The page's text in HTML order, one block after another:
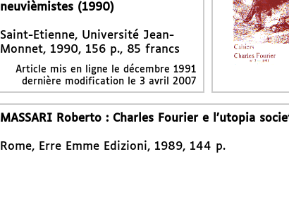
neuvièmistes (1990)
Saint-Etienne, Université Jean-
Monnet, 1990, 156 p., 85 francs
Article mis en ligne le décembre 1991
dernière modification le 3 avril 2007
MASSARI Roberto : Charles Fourier e l’utopia
Rome, Erre Emme Edizioni, 1989, 144 p.